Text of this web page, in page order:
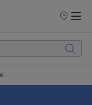
Търговски
продажба